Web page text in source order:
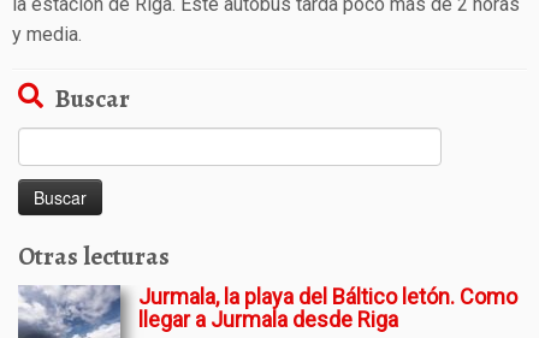
y media.
Buscar
Otras lecturas
Jurmala, la playa del Báltico letón. Como
llegar a Jurmala desde Riga